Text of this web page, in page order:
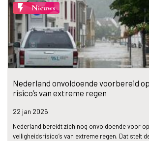
flash_on Nieuws
Nederland onvoldoende voorbereid
risico’s van extreme regen
22 jan 2026
Nederland bereidt zich nog onvoldoende voor
veiligheidsrisico’s van extreme regen. Dat stelt